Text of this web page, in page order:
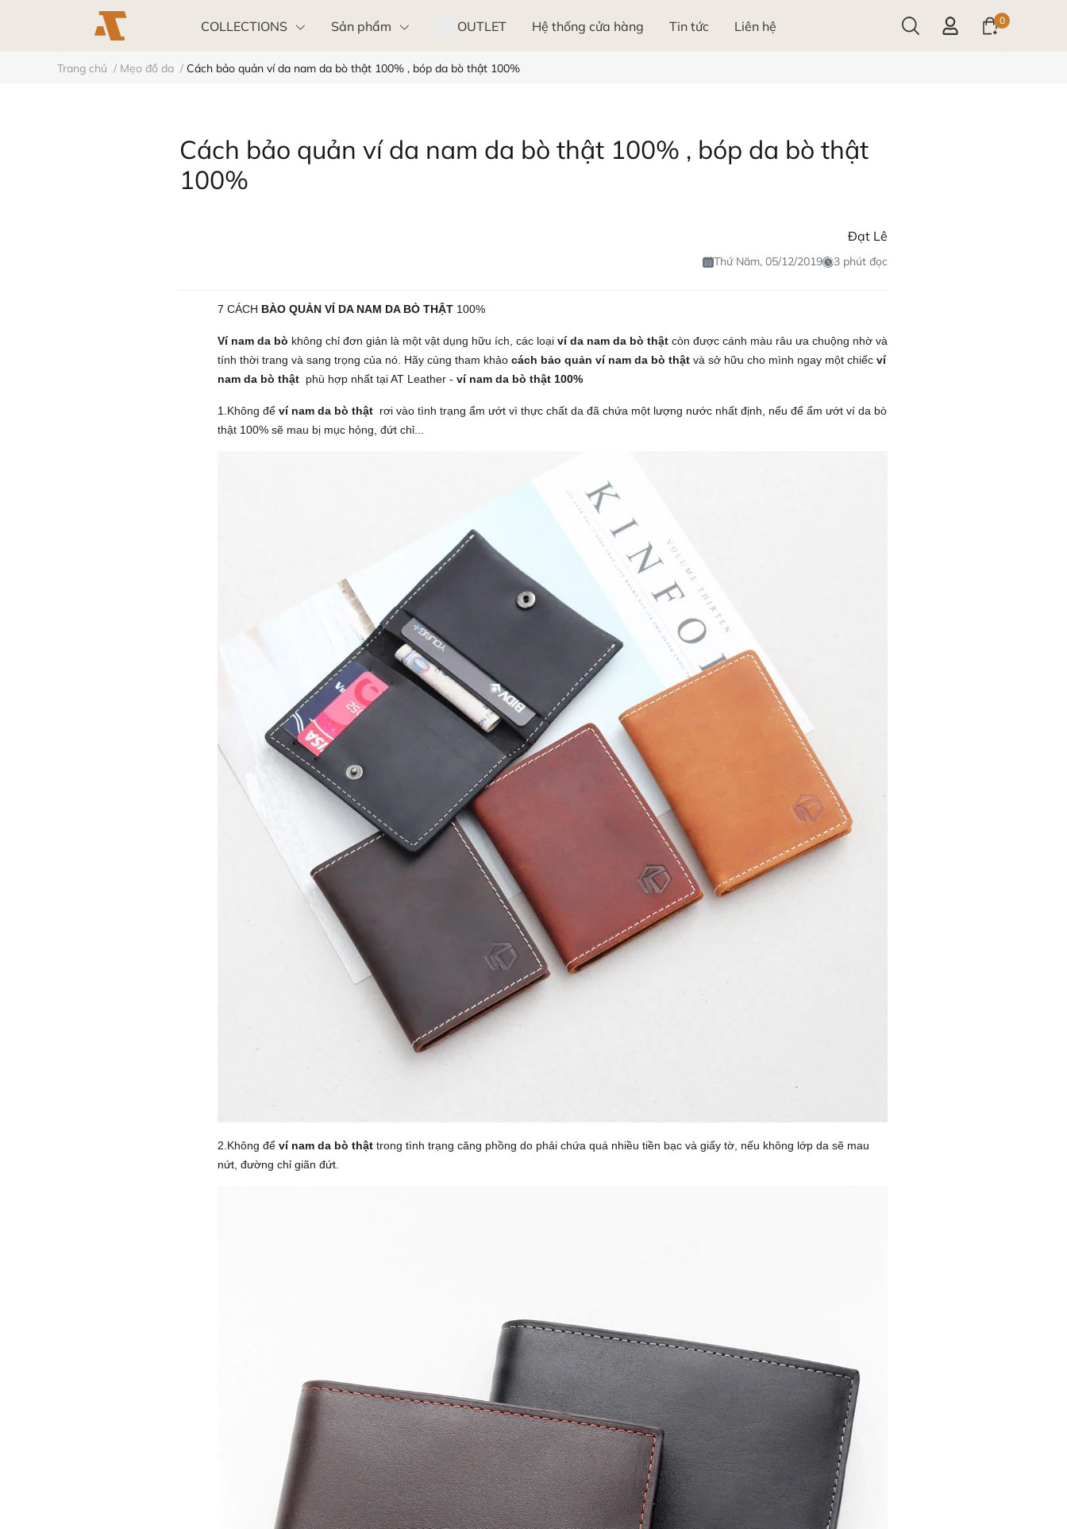
COLLECTIONS Sản phẩm OUTLET Hệ thống cửa hàng Tin tức Liên hệ
Khách hàng doanh nghiệp
0
Trang chủ / Mẹo đồ da / Cách bảo quản ví da nam da bò thật 100% , bóp da bò thật 100%
Cách bảo quản ví da nam da bò thật 100% , bóp da bò thật
100%
Đạt Lê
Thứ Năm, 05/12/2019 3 phút đọc
7 CÁCH BÀO QUẢN VÍ DA NAM DA BÒ THẬT 100%
Ví nam da bò không chỉ đơn giản là một vật dụng hữu ích, các loại ví da nam da bò thậtcòn được cánh màu râu ưa chuộng nhờ và
tính thời trang và sang trọng của nó. Hãy cùng tham khảo cách bảo quản ví nam da bò thậtvà sở hữu cho mình ngay một chiếc ví
nam da bò thậtphù hợp nhất tại AT Leather - ví nam da bò thật 100%
1.Không để ví nam da bò thậtrơi vào tình trạng ẩm ướt vì thực chất da đã chứa một lượng nước nhất định, nếu để ẩm ướt ví da bò
thật 100% sẽ mau bị mục hỏng, đứt chỉ...
2.Không đểví nam da bò thật trong tình trạng căng phồng do phải chứa quá nhiều tiền bạc và giấy tờ, nếu không lớp da sẽ mau
nứt, đường chỉ giãn đứt.